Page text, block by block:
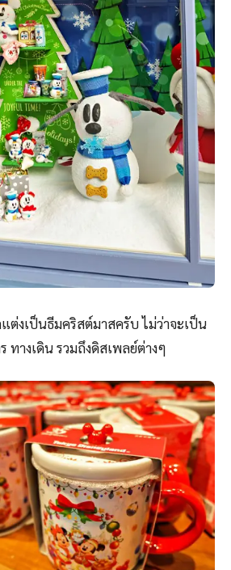
ต่งเป็นธีมคริสต์มาสครับ ไม่ว่าจะเป็น
ทางเดิน รวมถึงดิสเพลย์ต่างๆ